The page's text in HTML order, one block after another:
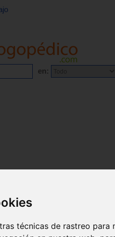
técnicas de rastreo para
en: